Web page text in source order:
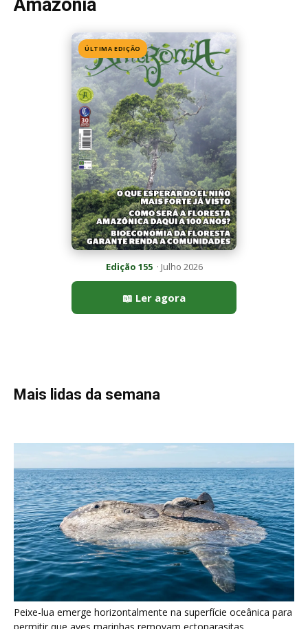
Edição 155· Julho 2026
📖 Ler agora
Mais lidas da semana
Peixe-lua emerge horizontalmente na superfície oceânica para
permitir que aves marinhas removam ectoparasitas
Seriema utiliza pernas longas e arremessa serpentes contra
rochas para subjugar presas peçonhentas nos campos